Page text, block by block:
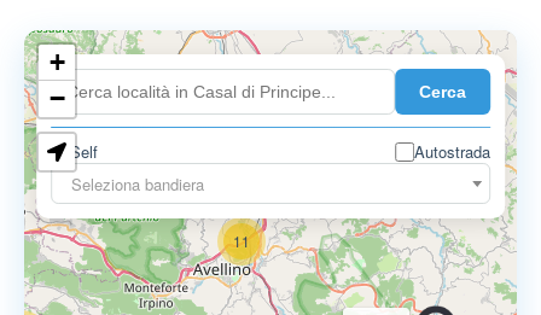
Cerca
Self
Autostrada
Seleziona bandiera
3
11
0.699 €
+
−